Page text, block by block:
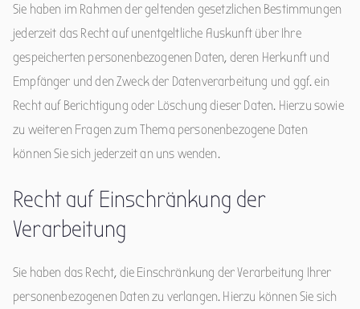
Sie haben im Rahmen der geltenden gesetzlichen Bestimmungen
jederzeit das Recht auf unentgeltliche Auskunft über Ihre
gespeicherten personenbezogenen Daten, deren Herkunft und
Empfänger und den Zweck der Datenverarbeitung und ggf. ein
Recht auf Berichtigung oder Löschung dieser Daten. Hierzu sowie
zu weiteren Fragen zum Thema personenbezogene Daten
können Sie sich jederzeit an uns wenden.
Recht auf Einschränkung der
Verarbeitung
Sie haben das Recht, die Einschränkung der Verarbeitung Ihrer
personenbezogenen Daten zu verlangen. Hierzu können Sie sich